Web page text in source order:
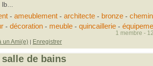
lb...
- ameublement - architecte - bronze -
- décoration - meuble - quincaillerie -
un Ami(e) | Enregistrer
1 membre -
salle de bains